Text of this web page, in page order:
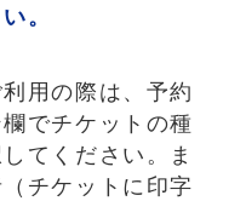
。
用の際は、予約
でチケットの種
てください。ま
チケットに印字